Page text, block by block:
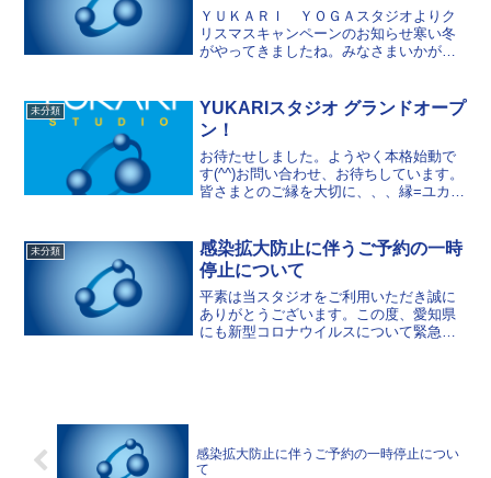
ＹＵＫＡＲＩ ＹＯＧＡスタジオよりク
リスマスキャンペーンのお知らせ寒い冬
がやってきましたね。みなさまいかがお
ＹＵＫＡＲＩスタジオ
ではＹＵＫＡＲＩ ＹＯＧＡスタジオを
主宰してお...
未分類
YUKARIスタジオ グランドオープ
ン！
お待たせしました。ようやく本格始動で
す(^^)お問い合わせ、お待ちしています。
皆さまとのご縁を大切に、、、縁=ユカリ
未分類
感染拡大防止に伴うご予約の一時
停止について
平素は当スタジオをご利用いただき誠に
ありがとうございます。この度、愛知県
にも新型コロナウイルスについて緊急事
感染拡大防止に伴うご予約の一時停止につい
て